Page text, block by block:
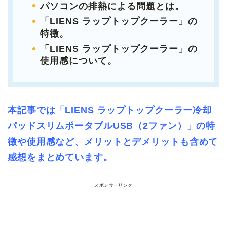
パソコンの排熱による問題とは。
「LIENS ラップトップクーラー」の
特徴。
「LIENS ラップトップクーラー」の
使用感について。
本記事では「LIENS ラップトップクーラー冷却
パッドスリムポータブルUSB（2ファン）」の特
徴や使用感など、メリットとデメリットも含めて
感想をまとめています。
スポンサーリンク